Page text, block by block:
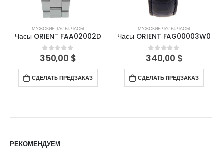
МУЖСКИЕ ЧАСЫ,ЧАСЫ
Часы ORIENT FAA02002D
0out of 5
350,00 $
СДЕЛАТЬ ПРЕДЗАКАЗ
МУЖСКИЕ ЧАСЫ,ЧАСЫ
Часы ORIENT FAG00003W0
0 out of 5
340,00 $
СДЕЛАТЬ ПРЕДЗАКАЗ
РЕКОМЕНДУЕМ